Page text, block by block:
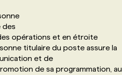
des
opérations et en étroite
titulaire du poste assure la
et de
de sa programmation, au